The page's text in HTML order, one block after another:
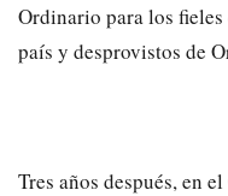
Ordinario para los
país y desprovistos de
Tres años después, en